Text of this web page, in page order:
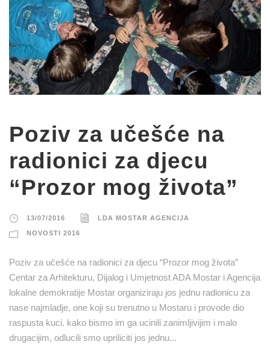
Poziv za učešće na
radionici za djecu
“Prozor mog života”
13/07/2016 LDA MOSTAR AGENCIJA
NOVOSTI 2016
Poziv za učešće na radionici za djecu “Prozor mog života”
Centar za Arhitekturu, Dijalog i Umjetnost ADA Mostar i Agencija
lokalne demokratije Mostar organiziraju jos jednu radionicu za
nase najmladje, one koji su trenutno u Mostaru i provode dio
raspusta kuci. kako bismo im ga ucinili zanimljivijim i malo
drugacijim, odlucili smo upriliciti jos jednu...